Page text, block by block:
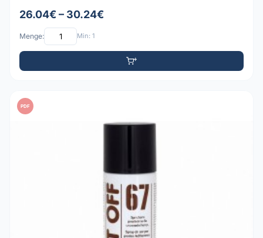
26.04€ – 30.24€
Menge: Min: 1
PDF